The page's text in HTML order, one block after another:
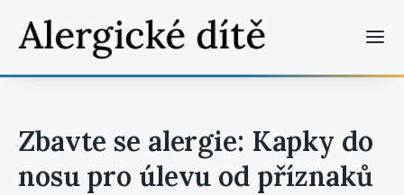
Zbavte se alergie: Kapky do
nosu pro úlevu od příznaků